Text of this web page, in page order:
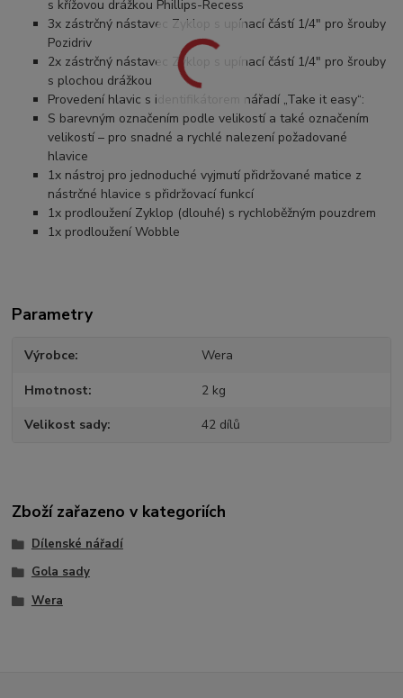
s křížovou drážkou Phillips-Recess
3x zástrčný nástavec Zyklop s upínací částí 1/4" pro šrouby
Pozidriv
2x zástrčný nástavec Zyklop s upínací částí 1/4" pro šrouby
s plochou drážkou
Provedení hlavic s identifikátorem nářadí „Take it easy“:
S barevným označením podle velikostí a také označením
velikostí – pro snadné a rychlé nalezení požadované
hlavice
1x nástroj pro jednoduché vyjmutí přidržované matice z
nástrčné hlavice s přidržovací funkcí
1x prodloužení Zyklop (dlouhé) s rychloběžným pouzdrem
1x prodloužení Wobble
Parametry
Výrobce Wera
Hmotnost 2 kg
Velikost sady 42 dílů
Zboží zařazeno v kategoriích
Dílenské nářadí
Gola sady
Wera